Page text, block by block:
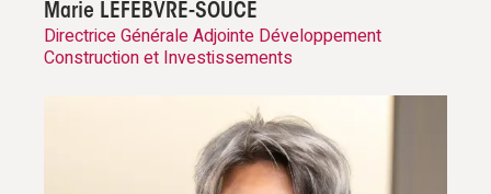
Marie LEFEBVRE-SOUCE
Directrice Générale Adjointe Développement
Construction et Investissements